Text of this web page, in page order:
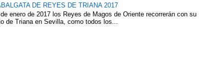
DE REYES DE TRIANA 2017
enero de 2017 los Reyes de Magos de Oriente recorrerán con su
de Triana en Sevilla, como todos los...